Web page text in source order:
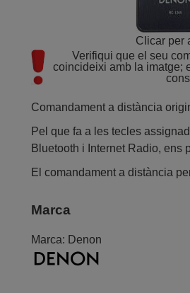
Clicar per
Verifiqui que el seu
coincideixi amb la imatge;
Comandament a distància
Pel que fa a les tecles
Bluetooth i Internet Radio, ens
El comandament a distància
Marca
Marca: Denon